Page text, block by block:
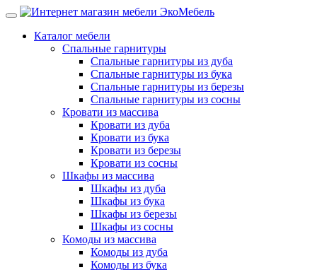
Каталог мебели
Спальные гарнитуры
Спальные гарнитуры из дуба
Спальные гарнитуры из бука
Спальные гарнитуры из березы
Спальные гарнитуры из сосны
Кровати из массива
Кровати из дуба
Кровати из бука
Кровати из березы
Кровати из сосны
Шкафы из массива
Шкафы из дуба
Шкафы из бука
Шкафы из березы
Шкафы из сосны
Комоды из массива
Комоды из дуба
Комоды из бука